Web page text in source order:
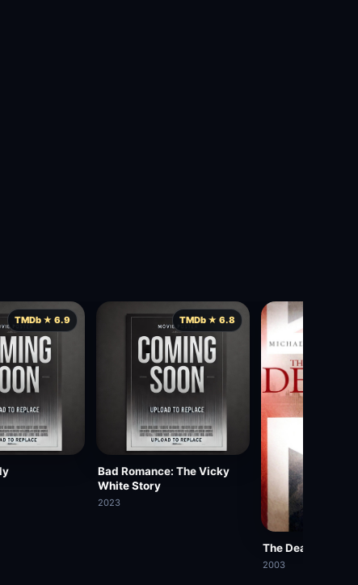
TMDb ★ 6.9 TMDb ★ 6.8
Bad Romance: The Vicky
White Story
2023
The Deal
2003